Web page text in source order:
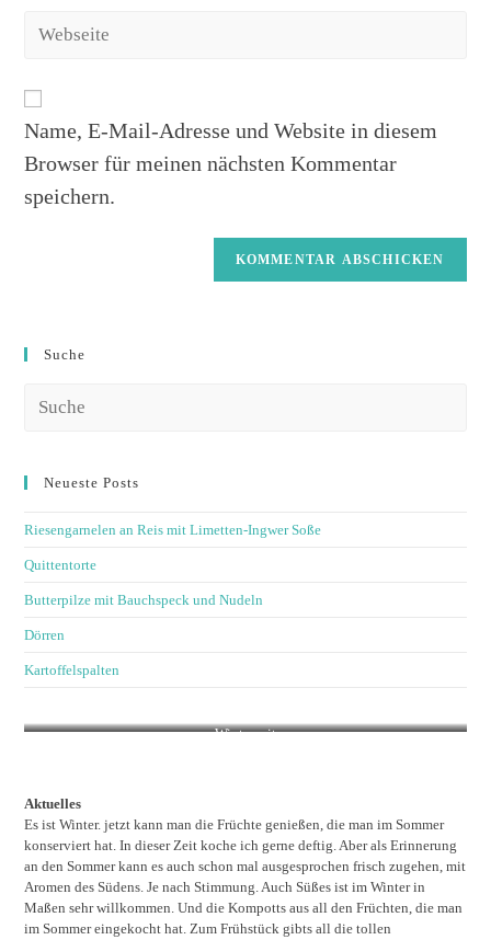
Name, E-Mail-Adresse und Website in diesem
Browser für meinen nächsten Kommentar
speichern.
Suche
Neueste Posts
Riesengarnelen an Reis mit Limetten-Ingwer Soße
Quittentorte
Butterpilze mit Bauchspeck und Nudeln
Dörren
Kartoffelspalten
Winterzeit
Aktuelles
Es ist Winter. jetzt kann man die Früchte genießen, die man im Sommer
konserviert hat. In dieser Zeit koche ich gerne deftig. Aber als Erinnerung
an den Sommer kann es auch schon mal ausgesprochen frisch zugehen, mit
Aromen des Südens. Je nach Stimmung. Auch Süßes ist im Winter in
Maßen sehr willkommen. Und die Kompotts aus all den Früchten, die man
im Sommer eingekocht hat. Zum Frühstück gibts all die tollen